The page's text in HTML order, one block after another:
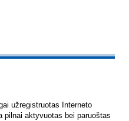
užregistruotas Interneto
pilnai aktyvuotas bei paruoštas